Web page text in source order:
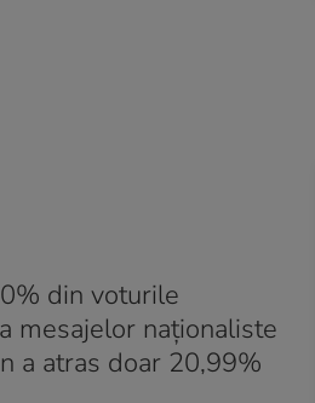
din voturile
mesajelor naționaliste
a atras doar 20,99%